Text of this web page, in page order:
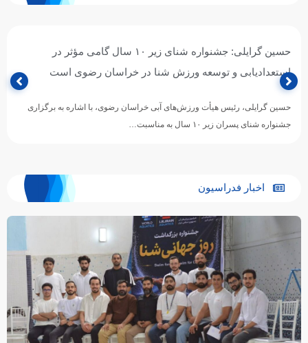
حسین گرایلی: جشنواره شنای زیر ۱۰ سال گامی مؤثر در
استعدادیابی و توسعه ورزش شنا در خراسان رضوی است
حسین گرایلی، رئیس هیأت ورزش‌های آبی خراسان رضوی، با اشاره به برگزاری
جشنواره شنای پسران زیر ۱۰ سال به مناسبت…
اخبار فدراسیون